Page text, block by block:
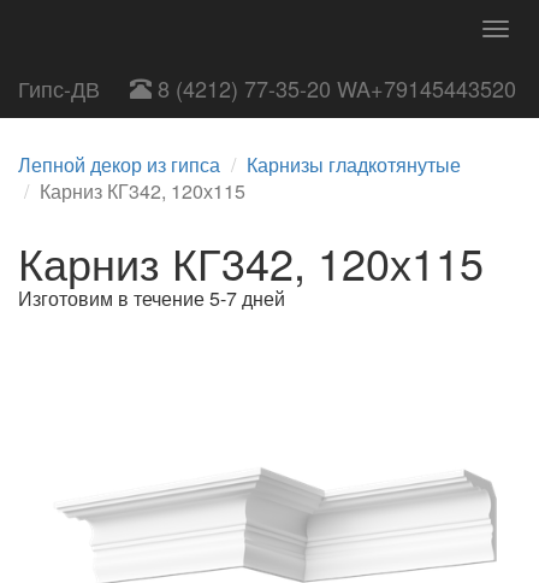
Гипс-ДВ 8 (4212) 77-35-20 WA+79145443520
Лепной декор из гипса
Карнизы гладкотянутые
Карниз КГ342, 120х115
Карниз КГ342, 120х115
Изготовим в течение 5-7 дней